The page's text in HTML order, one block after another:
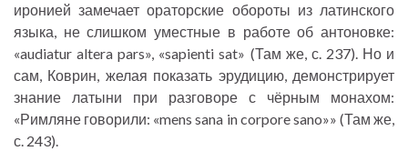
иронией замечает ораторские обороты из латинского
языка, не слишком уместные в работе об антоновке:
«audiatur altera pars», «sapienti sat» (Там же, с. 237). Но и
сам, Коврин, желая показать эрудицию, демонстрирует
знание латыни при разговоре с чёрным монахом:
«Римляне говорили: «mens sana in corpore sano»» (Там же,
с. 243).